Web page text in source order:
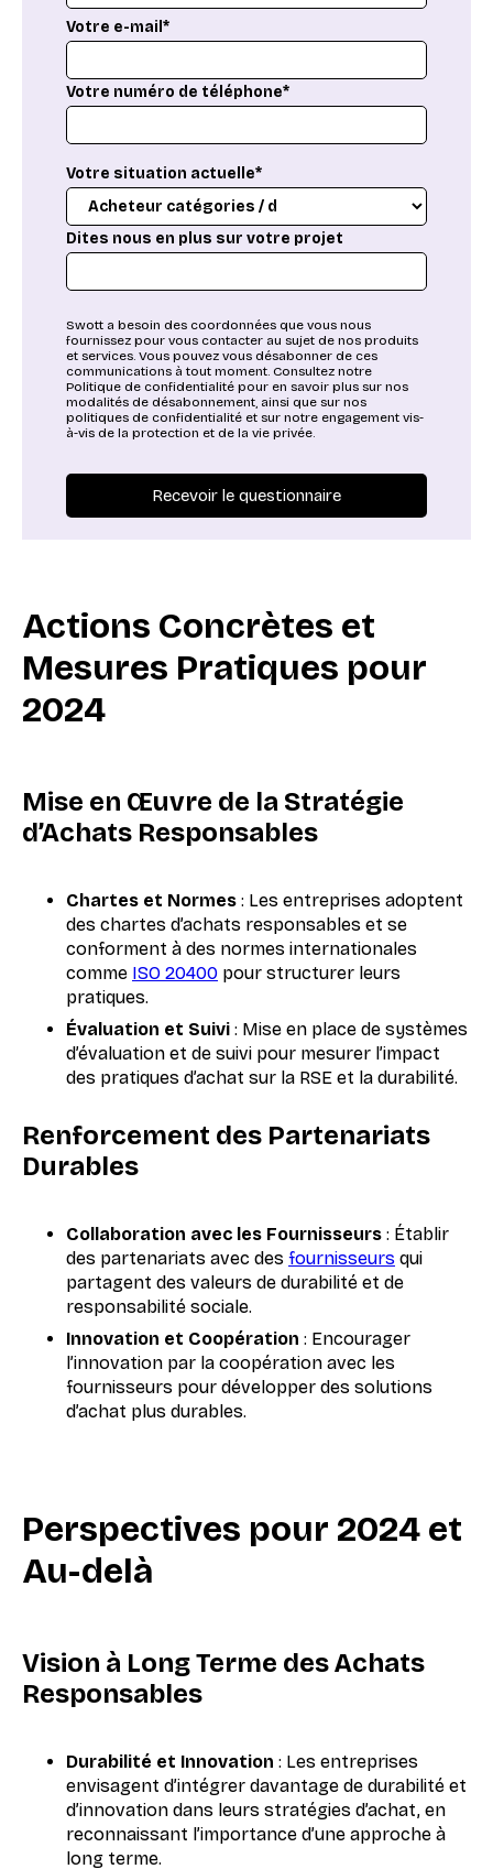
Votre e-mail*
Votre numéro de téléphone*
Votre situation actuelle*
Dites nous en plus sur votre projet
Swott a besoin des coordonnées que vous nous
fournissez pour vous contacter au sujet de nos produits
et services. Vous pouvez vous désabonner de ces
communications à tout moment. Consultez notre
Politique de confidentialité pour en savoir plus sur nos
modalités de désabonnement, ainsi que sur nos
politiques de confidentialité et sur notre engagement vis-
à-vis de la protection et de la vie privée.
Actions Concrètes et
Mesures Pratiques pour
2024
Mise en Œuvre de la Stratégie
d’Achats Responsables
Chartes et Normes : Les entreprises adoptent
des chartes d’achats responsables et se
conforment à des normes internationales
comme ISO 20400 pour structurer leurs
pratiques.
Évaluation et Suivi : Mise en place de systèmes
d’évaluation et de suivi pour mesurer l’impact
des pratiques d’achat sur la RSE et la durabilité.
Renforcement des Partenariats
Durables
Collaboration avec les Fournisseurs : Établir
des partenariats avec des fournisseurs qui
partagent des valeurs de durabilité et de
responsabilité sociale.
Innovation et Coopération : Encourager
l’innovation par la coopération avec les
fournisseurs pour développer des solutions
d’achat plus durables.
Perspectives pour 2024 et
Au-delà
Vision à Long Terme des Achats
Responsables
Durabilité et Innovation : Les entreprises
envisagent d’intégrer davantage de durabilité et
d’innovation dans leurs stratégies d’achat, en
reconnaissant l’importance d’une approche à
long terme.